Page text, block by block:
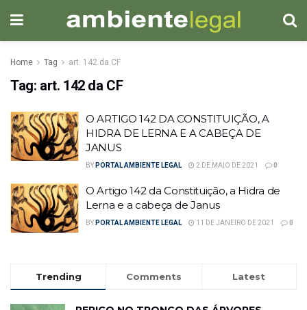
Home Tag art. 142 da CF
Tag: art. 142 da CF
O ARTIGO 142 DA CONSTITUIÇÃO, A
HIDRA DE LERNA E A CABEÇA DE
JANUS
BY PORTAL AMBIENTE LEGAL 2 DE MAIO DE 2021 0
O Artigo 142 da Constituição, a Hidra de
Lerna e a cabeça de Janus
BY PORTAL AMBIENTE LEGAL 11 DE JANEIRO DE 2021 0
Trending Comments Latest